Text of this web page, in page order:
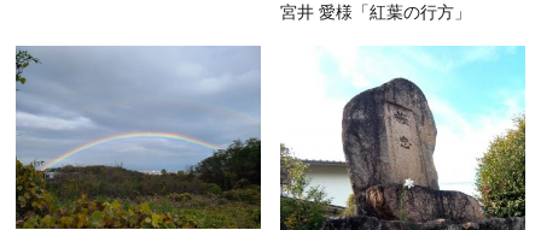
宮井 愛様「紅葉の行方」